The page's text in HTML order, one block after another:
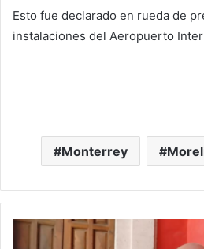
Esto fue declarado en rueda de
instalaciones del Aeropuerto
Monterrey
En